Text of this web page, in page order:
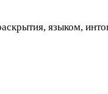
языком,